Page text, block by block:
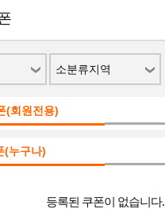
소분류지역
(회원전용)
(누구나)
등록된 쿠폰이 없습니다.